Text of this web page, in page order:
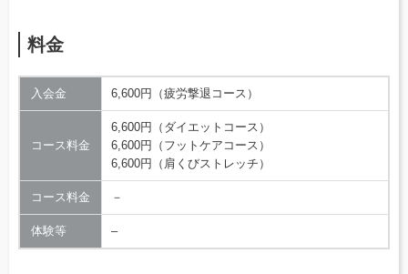
料金
入会金 6,600円（疲労撃退コース）
コース料金
6,600円（ダイエットコース）
6,600円（フットケアコース）
6,600円（肩くびストレッチ）
コース料金 －
体験等 –